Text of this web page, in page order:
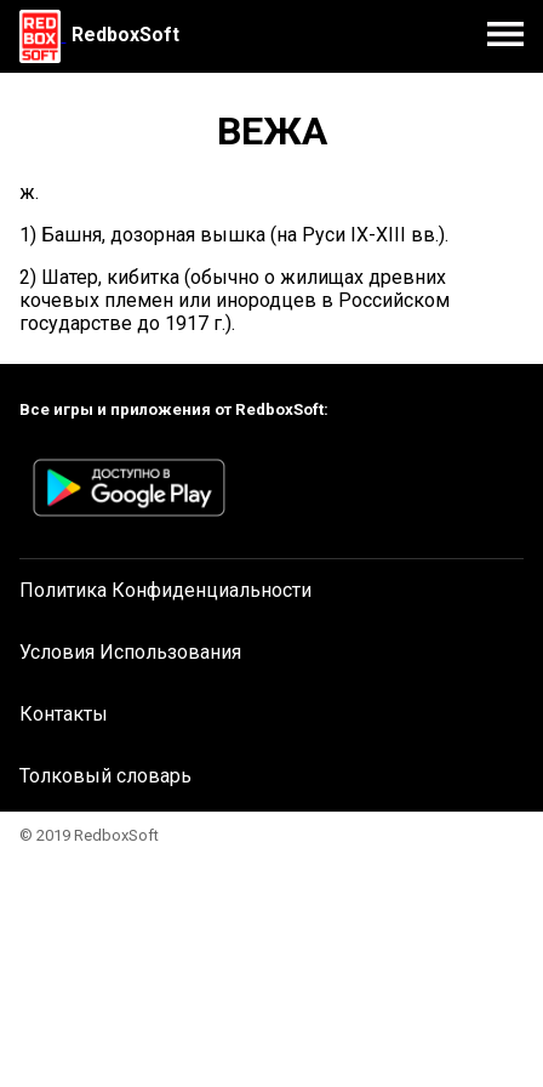
RedboxSoft
ВЕЖА
ж.
1) Башня, дозорная вышка (на Руси IX-XIII вв.).
2) Шатер, кибитка (обычно о жилищах древних
кочевых племен или инородцев в Российском
государстве до 1917 г.).
Все игры и приложения от RedboxSoft:
Политика Конфиденциальности
Условия Использования
Контакты
Толковый словарь
© 2019 RedboxSoft